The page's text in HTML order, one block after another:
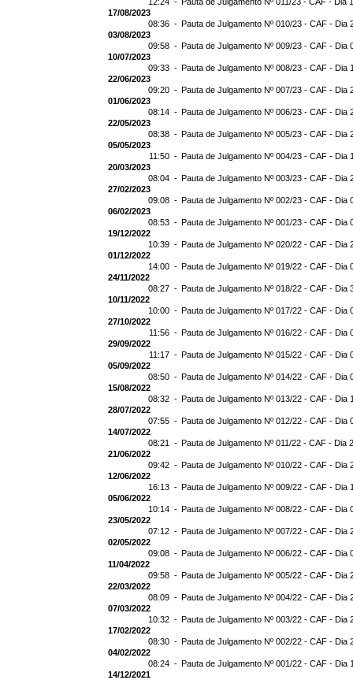
17/08/2023
08:36 - Pauta de Julgamento Nº 010/23 - CAF - Dia
03/08/2023
09:58 - Pauta de Julgamento Nº 009/23 - CAF - Dia
10/07/2023
09:33 - Pauta de Julgamento Nº 008/23 - CAF - Dia
22/06/2023
09:20 - Pauta de Julgamento Nº 007/23 - CAF - Dia
01/06/2023
08:14 - Pauta de Julgamento Nº 006/23 - CAF - Dia
22/05/2023
08:38 - Pauta de Julgamento Nº 005/23 - CAF - Dia
05/05/2023
11:50 - Pauta de Julgamento Nº 004/23 - CAF - Dia
20/03/2023
08:04 - Pauta de Julgamento Nº 003/23 - CAF - Dia
27/02/2023
09:08 - Pauta de Julgamento Nº 002/23 - CAF - Dia
06/02/2023
08:53 - Pauta de Julgamento Nº 001/23 - CAF - Dia
19/12/2022
10:39 - Pauta de Julgamento Nº 020/22 - CAF - Dia
01/12/2022
14:00 - Pauta de Julgamento Nº 019/22 - CAF - Dia
24/11/2022
08:27 - Pauta de Julgamento Nº 018/22 - CAF - Dia
10/11/2022
10:00 - Pauta de Julgamento Nº 017/22 - CAF - Dia
27/10/2022
11:56 - Pauta de Julgamento Nº 016/22 - CAF - Dia
29/09/2022
11:17 - Pauta de Julgamento Nº 015/22 - CAF - Dia
05/09/2022
08:50 - Pauta de Julgamento Nº 014/22 - CAF - Dia
15/08/2022
08:32 - Pauta de Julgamento Nº 013/22 - CAF - Dia
28/07/2022
07:55 - Pauta de Julgamento Nº 012/22 - CAF - Dia
14/07/2022
08:21 - Pauta de Julgamento Nº 011/22 - CAF - Dia
21/06/2022
09:42 - Pauta de Julgamento Nº 010/22 - CAF - Dia
12/06/2022
16:13 - Pauta de Julgamento Nº 009/22 - CAF - Dia
05/06/2022
10:14 - Pauta de Julgamento Nº 008/22 - CAF - Dia
23/05/2022
07:12 - Pauta de Julgamento Nº 007/22 - CAF - Dia
02/05/2022
09:08 - Pauta de Julgamento Nº 006/22 - CAF - Dia
11/04/2022
09:58 - Pauta de Julgamento Nº 005/22 - CAF - Dia
22/03/2022
08:09 - Pauta de Julgamento Nº 004/22 - CAF - Dia
07/03/2022
10:32 - Pauta de Julgamento Nº 003/22 - CAF - Dia
17/02/2022
08:30 - Pauta de Julgamento Nº 002/22 - CAF - Dia
04/02/2022
08:24 - Pauta de Julgamento Nº 001/22 - CAF - Dia
14/12/2021